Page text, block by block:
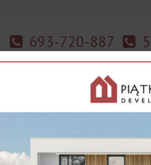
693-720-887
Kompleks restauracyjno-